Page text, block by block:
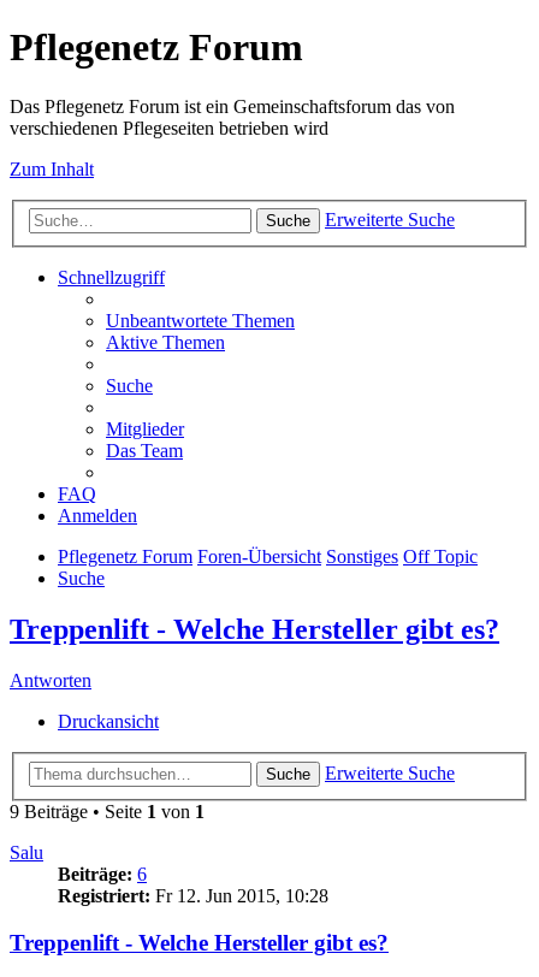
Pflegenetz Forum
Das Pflegenetz Forum ist ein Gemeinschaftsforum das von
verschiedenen Pflegeseiten betrieben wird
Zum Inhalt
Suche Erweiterte Suche
Schnellzugriff
Unbeantwortete Themen
Aktive Themen
Suche
Mitglieder
Das Team
FAQ
Anmelden
Pflegenetz Forum Foren-Übersicht Sonstiges Off Topic
Suche
Treppenlift - Welche Hersteller gibt es?
Antworten
Druckansicht
Suche
Erweiterte Suche
9 Beiträge • Seite 1 von 1
Salu
Beiträge: 6
Registriert: Fr 12. Jun 2015, 10:28
Treppenlift - Welche Hersteller gibt es?